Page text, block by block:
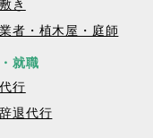
き
者・植木屋・庭師
就職
行
退代行